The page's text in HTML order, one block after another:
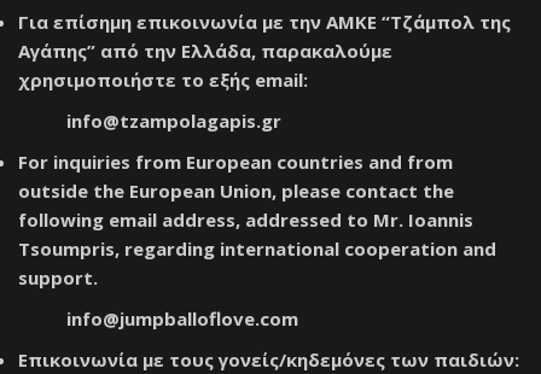
Για επίσημη επικοινωνία με την ΑΜΚΕ “Τζάμπολ της
Αγάπης” από την Ελλάδα, παρακαλούμε
χρησιμοποιήστε το εξής email:
info@tzampolagapis.gr
For inquiries from European countries and from
outside the European Union, please contact the
following email address, addressed to Mr. Ioannis
Tsoumpris, regarding international cooperation and
support.
info@jumpballoflove.com
Επικοινωνία με τους γονείς/κηδεμόνες των παιδιών: